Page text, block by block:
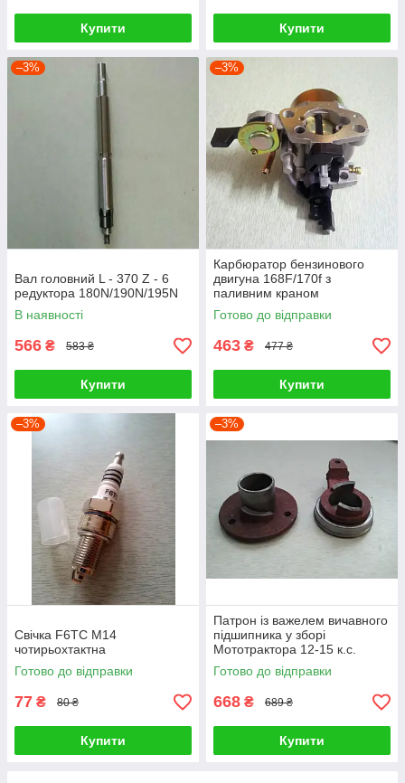
Купити Купити
–3%
Вал головний L - 370 Z - 6
редуктора 180N/190N/195N
В наявності
566 ₴ 583 ₴
Купити
–3%
Карбюратор бензинового
двигуна 168F/170f з
паливним краном
Готово до відправки
463 ₴ 477 ₴
Купити
–3%
Свічка F6TC M14
чотирьохтактна
Готово до відправки
77 ₴ 80 ₴
Купити
–3%
Патрон із важелем вичавного
підшипника у зборі
Мототрактора 12-15 к.с.
Готово до відправки
668 ₴ 689 ₴
Купити